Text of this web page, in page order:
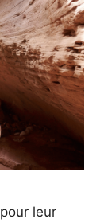
leur